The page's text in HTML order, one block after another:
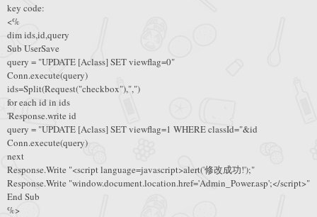
key code:
<%
dim ids,id,query
Sub UserSave
query = "UPDATE [Aclass] SET viewflag=0"
Conn.execute(query)
ids=Split(Request("checkbox"),",")
for each id in ids
'Response.write id
query = "UPDATE [Aclass] SET viewflag=1 WHERE classId="&id
Conn.execute(query)
next
Response.Write "<script language=javascript>alert('修改成功!');"
Response.Write "window.document.location.href='Admin_Power.asp';</script>"
End Sub
%>